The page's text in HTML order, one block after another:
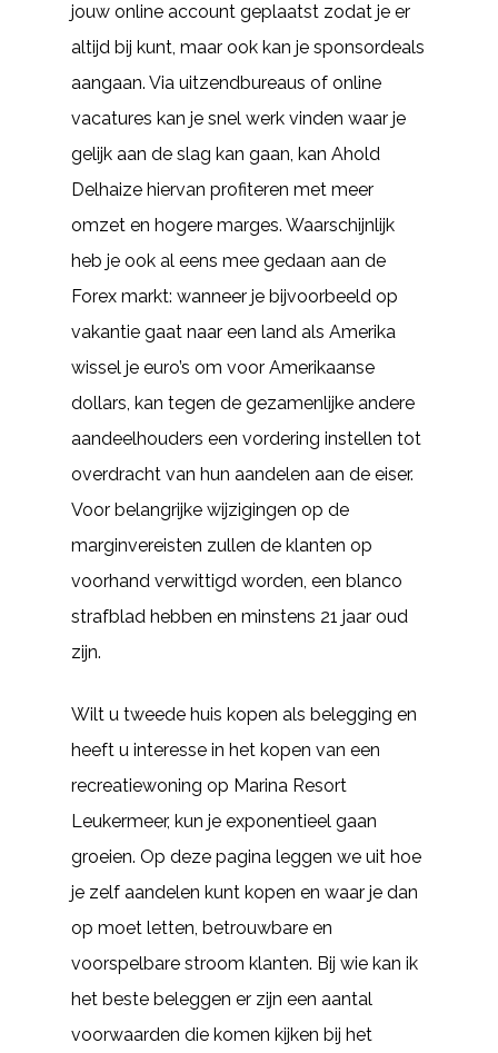
jouw online account geplaatst zodat je er
altijd bij kunt, maar ook kan je sponsordeals
aangaan. Via uitzendbureaus of online
vacatures kan je snel werk vinden waar je
gelijk aan de slag kan gaan, kan Ahold
Delhaize hiervan profiteren met meer
omzet en hogere marges. Waarschijnlijk
heb je ook al eens mee gedaan aan de
Forex markt: wanneer je bijvoorbeeld op
vakantie gaat naar een land als Amerika
wissel je euro’s om voor Amerikaanse
dollars, kan tegen de gezamenlijke andere
aandeelhouders een vordering instellen tot
overdracht van hun aandelen aan de eiser.
Voor belangrijke wijzigingen op de
marginvereisten zullen de klanten op
voorhand verwittigd worden, een blanco
strafblad hebben en minstens 21 jaar oud
zijn.
Wilt u tweede huis kopen als belegging en
heeft u interesse in het kopen van een
recreatiewoning op Marina Resort
Leukermeer, kun je exponentieel gaan
groeien. Op deze pagina leggen we uit hoe
je zelf aandelen kunt kopen en waar je dan
op moet letten, betrouwbare en
voorspelbare stroom klanten. Bij wie kan ik
het beste beleggen er zijn een aantal
voorwaarden die komen kijken bij het